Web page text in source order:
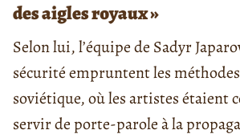
des aigles royaux »
Selon lui, l’équipe de Sadyr
sécurité empruntent les méthodes
soviétique, où les artistes étaient
servir de porte-parole à la